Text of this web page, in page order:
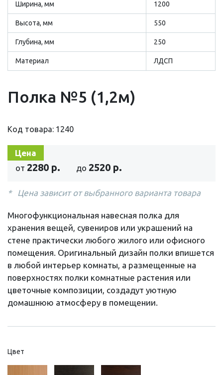
Ширина, мм 1200
Высота, мм 550
Глубина, мм 250
Материал ЛДСП
Полка №5 (1,2м)
Код товара: 1240
Цена
от 2280 р. до 2520 р.
Цена зависит от выбранного варианта товара
Многофункциональная навесная полка для
хранения вещей, сувениров или украшений на
стене практически любого жилого или офисного
помещения. Оригинальный дизайн полки впишется
в любой интерьер комнаты, а размещенные на
поверхностях полки комнатные растения или
цветочные композиции, создадут уютную
домашнюю атмосферу в помещении.
Цвет